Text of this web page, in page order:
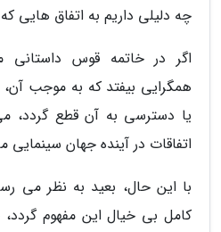
چه دلیلی داریم به اتفاق هایی
اگر در خاتمه قوس داستانی
همگرایی بیفتد که به موجب آن،
یا دسترسی به آن قطع گردد،
اتفاقات در آینده جهان سینمایی
با این حال، بعید به نظر می
کامل بی خیال این مفهوم